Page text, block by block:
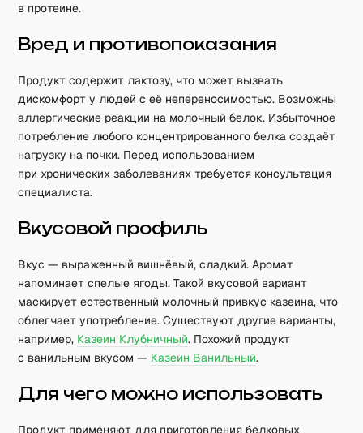
в протеине.
Вред и противопоказания
Продукт содержит лактозу, что может вызвать
дискомфорт у людей с её непереносимостью. Возможны
аллергические реакции на молочный белок. Избыточное
потребление любого концентрированного белка создаёт
нагрузку на почки. Перед использованием
при хронических заболеваниях требуется консультация
специалиста.
Вкусовой профиль
Вкус — выраженный вишнёвый, сладкий. Аромат
напоминает спелые ягоды. Такой вкусовой вариант
маскирует естественный молочный привкус казеина, что
облегчает употребление. Существуют другие варианты,
например, Казеин Клубничный. Похожий продукт
с ванильным вкусом — Казеин Ванильный.
Для чего можно использовать
Продукт применяют для приготовления белковых